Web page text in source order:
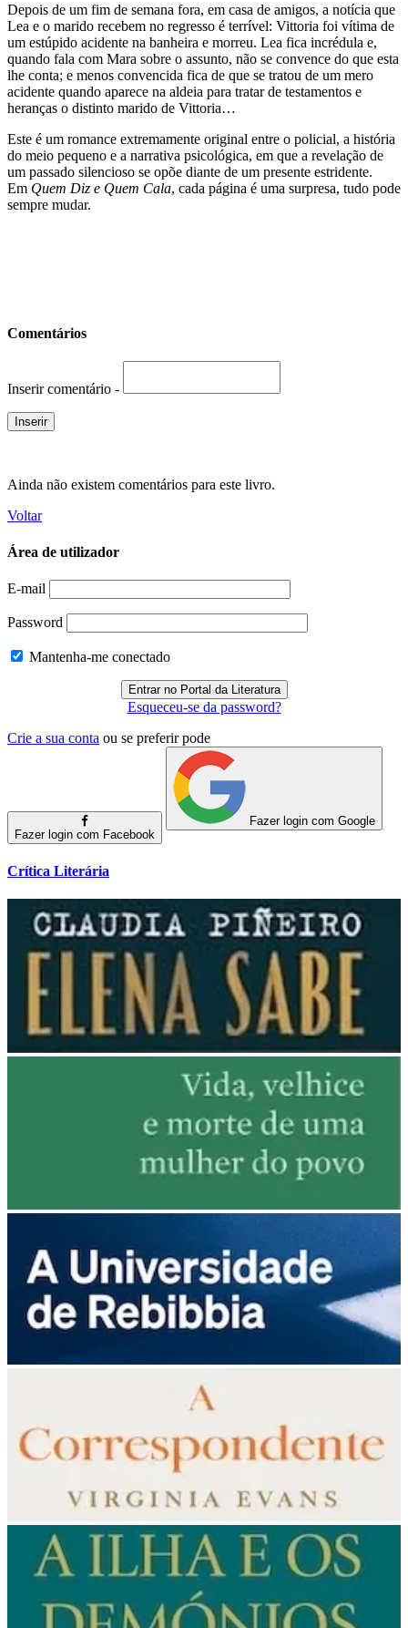
Depois de um fim de semana fora, em casa de amigos, a notícia que
Lea e o marido recebem no regresso é terrível: Vittoria foi vítima de
um estúpido acidente na banheira e morreu. Lea fica incrédula e,
quando fala com Mara sobre o assunto, não se convence do que esta
lhe conta; e menos convencida fica de que se tratou de um mero
acidente quando aparece na aldeia para tratar de testamentos e
heranças o distinto marido de Vittoria…
Este é um romance extremamente original entre o policial, a história
do meio pequeno e a narrativa psicológica, em que a revelação de
um passado silencioso se opõe diante de um presente estridente.
Em Quem Diz e Quem Cala, cada página é uma surpresa, tudo pode
sempre mudar.
Comentários
Inserir comentário -
Ainda não existem comentários para este livro.
Voltar
Área de utilizador
E-mail
Password
Mantenha-me conectado
Esqueceu-se da password?
Crie a sua conta ou se preferir pode
Fazer login com Facebook
Fazer login com Google
Crítica Literária